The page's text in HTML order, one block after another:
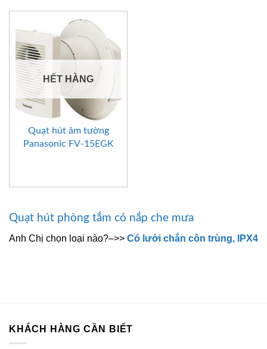
HẾT HÀNG
Quạt hút âm tường
Panasonic FV-15EGK
Quạt hút phòng tắm có nắp che mưa
Anh Chị chọn loại nào?–>> Có lưới chắn côn trùng, IPX4
KHÁCH HÀNG CẦN BIẾT